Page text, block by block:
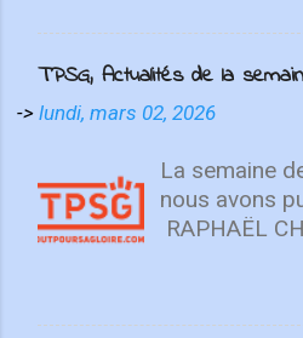
une nouvelle
et de se
attachez vos
d'en haut, où
droite de Dieu.
choses
TPSG, Actualités de la
-> lundi, mars 02, 2026
La semaine
nous avons
RAPHAËL
La beauté